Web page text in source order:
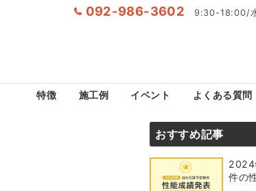
092-986-3602 9:30-18:00/
特徴 施工例 イベント よくある質問
おすすめ記事
2024
件の